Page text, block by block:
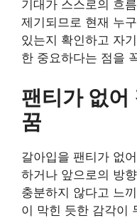
기대가 스스로의 흐
제기되므로 현재 누
있는지 확인하고 자
한 중요하다는 점을
팬티가 없어
꿈
갈아입을 팬티가 없
하거나 앞으로의 방
충분하지 않다고 느
이 막힌 듯한 감각이